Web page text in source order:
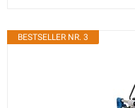
BESTSELLER NR. 3